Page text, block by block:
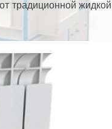
традиционной жидкой